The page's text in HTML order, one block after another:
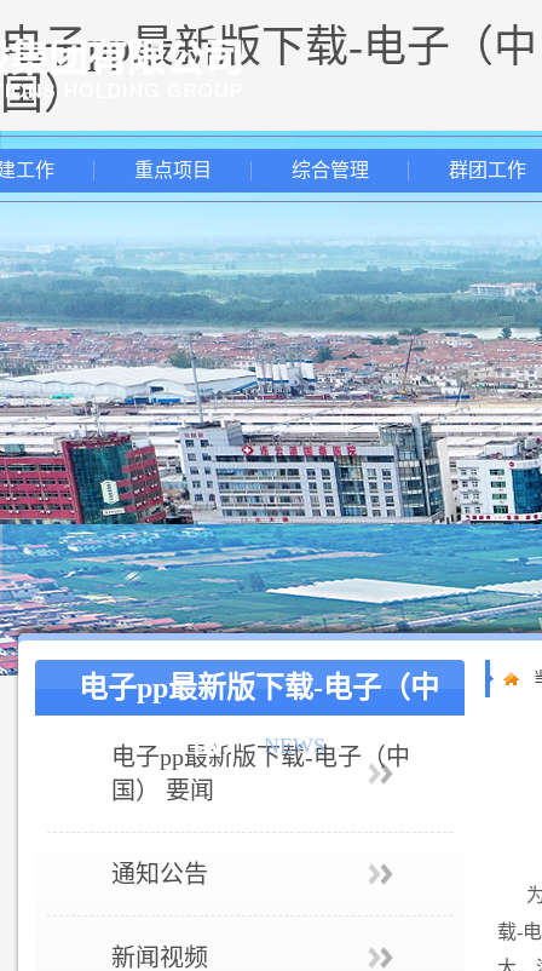
电子pp最新版下载-电子（中
国）
工作 重点项目 综合管理 群团工作
电子pp最新版下载-电子（中
国） NEWS
电子pp最新版下载-电子（中
国） 要闻
通知公告
新闻视频
载-